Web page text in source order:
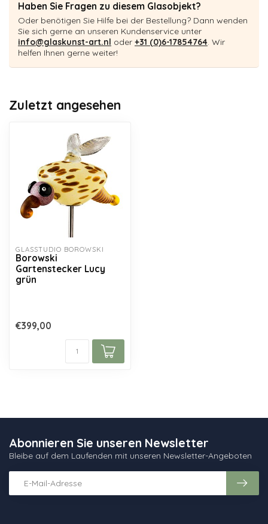
Haben Sie Fragen zu diesem Glasobjekt?
Oder benötigen Sie Hilfe bei der Bestellung? Dann wenden
Sie sich gerne an unseren Kundenservice unter
info@glaskunst-art.nl oder +31 (0)6-17854764. Wir
helfen Ihnen gerne weiter!
Zuletzt angesehen
GLASSTUDIO BOROWSKI
Borowski
Gartenstecker Lucy
grün
€399,00
Abonnieren Sie unseren Newsletter
Bleibe auf dem Laufenden mit unseren Newsletter-Angeboten